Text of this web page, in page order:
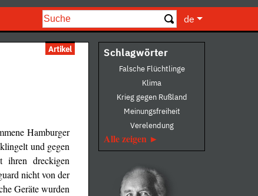
de
Artikel
Hamburger
und gegen
ihren dreckigen
nicht von der
Geräte wurden
Schlagwörter
Falsche Flüchtlinge
Klima
Krieg gegen Rußland
Meinungsfreiheit
Verelendung
Alle zeigen